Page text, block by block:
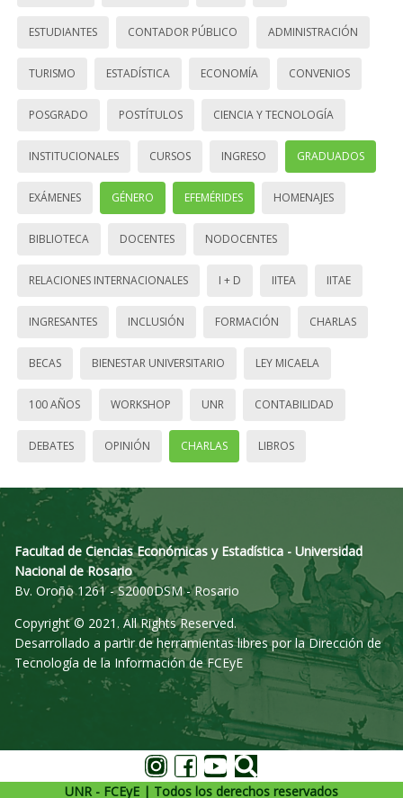
ESTUDIANTES CONTADOR PÚBLICO ADMINISTRACIÓN
TURISMO ESTADÍSTICA ECONOMÍA CONVENIOS
POSGRADO POSTÍTULOS CIENCIA Y TECNOLOGÍA
INSTITUCIONALES CURSOS INGRESO GRADUADOS
EXÁMENES GÉNERO EFEMÉRIDES HOMENAJES
BIBLIOTECA DOCENTES NODOCENTES
RELACIONES INTERNACIONALES I + D IITEA IITAE
INGRESANTES INCLUSIÓN FORMACIÓN CHARLAS
BECAS BIENESTAR UNIVERSITARIO LEY MICAELA
100 AÑOS WORKSHOP UNR CONTABILIDAD
DEBATES OPINIÓN CHARLAS LIBROS
Facultad de Ciencias Económicas y Estadística - Universidad
Nacional de Rosario
Bv. Oroño 1261 - S2000DSM - Rosario
Copyright © 2021. All Rights Reserved.
Desarrollado a partir de herramientas libres por la Dirección de
Tecnología de la Información de FCEyE
UNR - FCEyE | Todos los derechos reservados